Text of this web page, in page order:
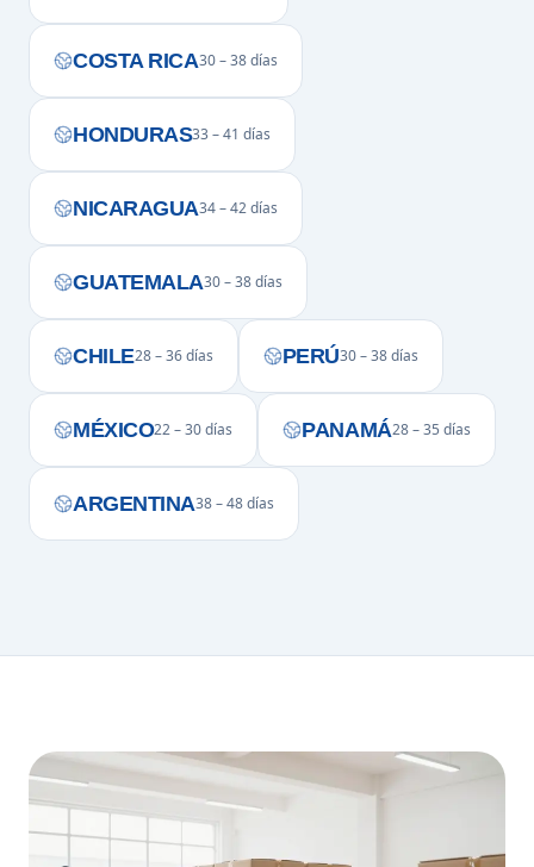
COSTA RICA30 – 38 días
HONDURAS33 – 41 días
NICARAGUA34 – 42 días
GUATEMALA30 – 38 días
CHILE28 – 36 días PERÚ30 – 38 días
MÉXICO22 – 30 días PANAMÁ28 – 35 días
ARGENTINA38 – 48 días